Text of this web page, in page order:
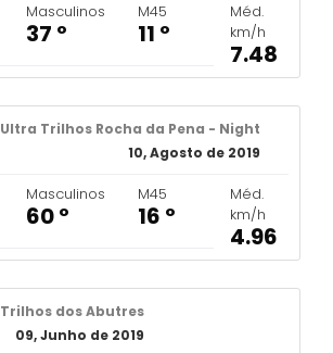
Masculinos
37 º
M45
11 º
Méd.
km/h
7.48
Ultra Trilhos Rocha da Pena - Night
10, Agosto de 2019
Masculinos
60 º
M45
16 º
Méd.
km/h
4.96
Trilhos dos Abutres
09, Junho de 2019